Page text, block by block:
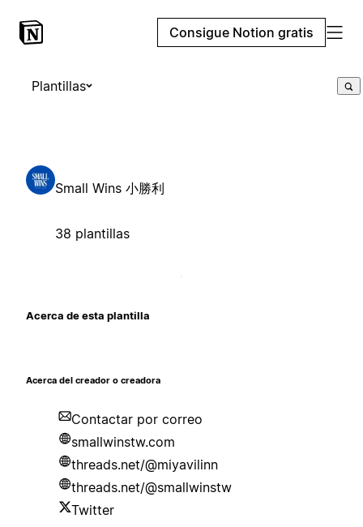
Consigue Notion gratis
Plantillas
Small Wins 小勝利
38 plantillas
Acerca de esta plantilla
Acerca del creador o creadora
Contactar por correo
smallwinstw.com
threads.net/@miyavilinn
threads.net/@smallwinstw
Twitter